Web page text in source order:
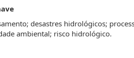
desastres hidrológicos;
ambiental; risco hidrológico.